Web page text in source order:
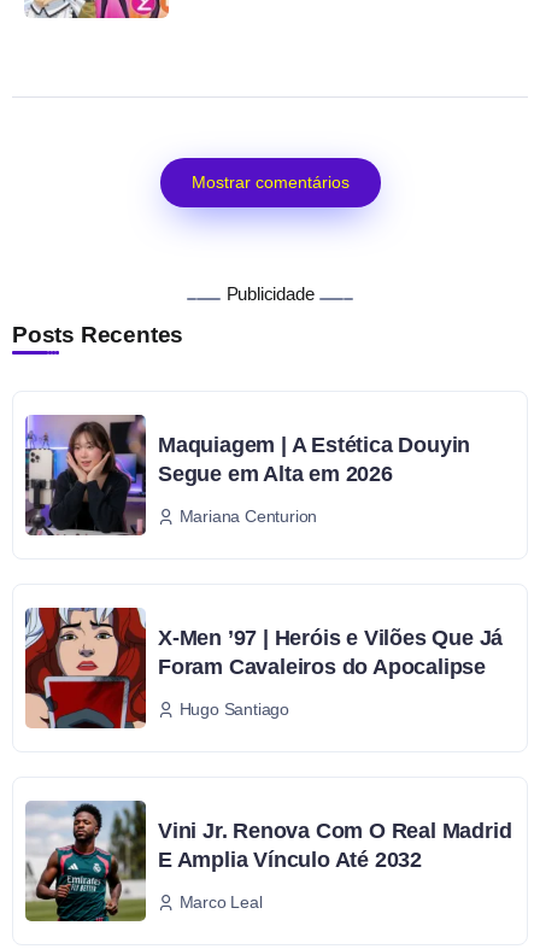
Mostrar comentários
Publicidade
Posts Recentes
Maquiagem | A Estética Douyin
Segue em Alta em 2026
Mariana Centurion
X-Men ’97 | Heróis e Vilões Que Já
Foram Cavaleiros do Apocalipse
Hugo Santiago
Vini Jr. Renova Com O Real Madrid
E Amplia Vínculo Até 2032
Marco Leal